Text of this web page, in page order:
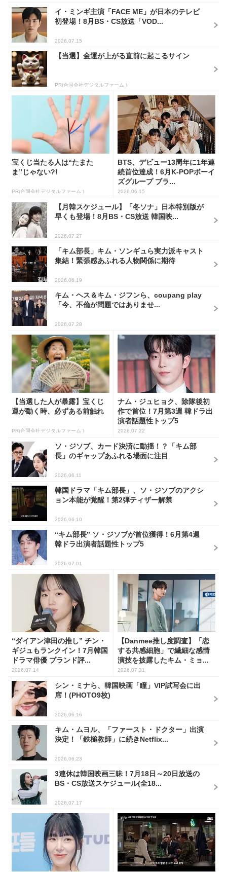
イ・ミンギ主演「FACE ME」が日本のテレビ
初登場！8月BS・CS放送「VOD...
2026.07.15
【当選】金運が上がる直前に起こるサイン
PR(合同会社デジタルファーム )
宝くじ当たる人は“たまた
ま”じゃない?!
PR(合同会社デジタルファーム )
BTS、デビュー13周年に1年連
続首位達成！6月K-POPボーイ
ズグループ ブラ...
2026.06.15
【月韓スケジュール】「冬ソナ」日本特別版が
早くも登場！8月BS・CS放送 韓国映...
2026.07.27
「キム部長」キム・ソンギュら実力派キャスト
集結！緊張感あふれる人物関係に期待
2026.06.19
キム・ヘス＆キム・ジフンら、coupang play
「今、不倫が問題ではありませ...
2026.07.28
【当選した人が暴露】宝くじ
運が動く時、必ずある前触れ
PR(合同会社デジタルファーム )
ナム・ジュヒョク、除隊後初
作で首位！7月第3週 韓ドラ出
演者話題性トップ5
2026.07.22
ソ・ジソブ、カード決済に動揺！？「キム部
長」のギャップあふれる場面に注目
2026.06.11
韓国ドラマ「キム部長」、ソ・ジソブのアクシ
ョン本能が覚醒！第2弾ティザー解禁
2026.06.10
“キム部長” ソ・ジソブが首位獲得！6月第4週
韓ドラ出演者話題性トップ5
2026.07.01
“ダイアン津田の推し” チン・
ギジュもランクイン！7月韓国
ドラマ俳優 ブランド評...
2026.07.14
【Danmee推し度調査】「恋
する共感細胞」で繊細な感情
演技を披露したキム・ミョ...
2026.07.31
シン・ミナら、韓国映画「瞳」VIP試写会に出
席！(PHOTO9枚)
2026.06.16
キム・ムヨル、「ファースト・ドクター」出演
決定！「鉄槌教師」に続きNetflix...
2026.06.23
3連休は韓国映画三昧！7月18日～20日放送の
BS・CS放送スケジュール(全18...
2026.07.17